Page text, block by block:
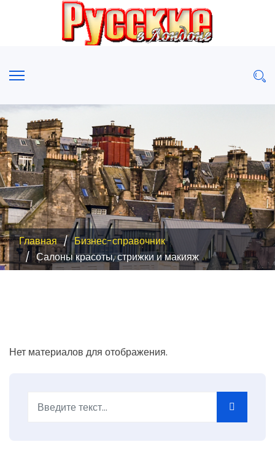
Главная
Бизнес-справочник
Салоны красоты, стрижки и макияж
Нет материалов для отображения.